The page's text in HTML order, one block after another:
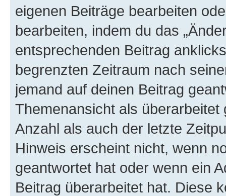
eigenen Beiträge bearbeiten
bearbeiten, indem du das
entsprechenden Beitrag
begrenzten Zeitraum nach
jemand auf deinen Beitrag
Themenansicht als
Anzahl als auch der letzte
Hinweis erscheint nicht, wenn
geantwortet hat oder wenn ein
Beitrag überarbeitet hat. Diese